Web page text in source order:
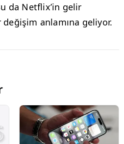
da Netflix’in gelir
anlamına geliyor.